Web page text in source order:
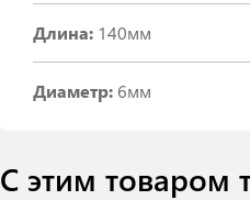
Длина: 140мм
Диаметр: 6мм
С этим товаром